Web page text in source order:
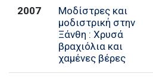
2007
Μοδίστρες και
μοδιστρική στην
Ξάνθη : Χρυσά
βραχιόλια και
χαμένες βέρες